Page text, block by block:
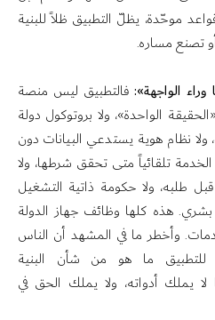
موحّدة، يظلّ التطبيق ظلاً للبنية
تصنع مساره.
الواجهة»:فالتطبيق ليس منصة
الواحدة»، ولا بروتوكول دولة
نظام هوية يستدعي البيانات دون
تلقائياً متى تحقق شرطها، ولا
طلبه، ولا حكومة ذاتية التشغيل
هذه كلها وظائف جهاز الدولة
وأخطر ما في المشهد أن الناس
ما هو من شأن البنية
يملك أدواته، ولا يملك الحق في